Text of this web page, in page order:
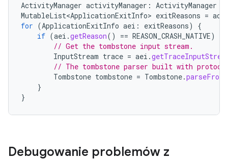
ActivityManager activityManager : ActivityManager
MutableList<ApplicationExitInfo> exitReasons =
for (ApplicationExitInfo aei : exitReasons)
{
if (aei .getReason() == REASON_CRASH_NATIVE)
// Get the tombstone input stream.
InputStream trace = aei .
// The tombstone parser built with protoc
Tombstone tombstone = Tombstone.parseFrom
}
}
Debugowanie problemów z